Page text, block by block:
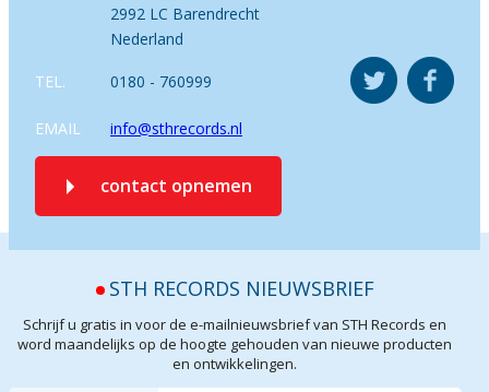
2992 LC Barendrecht
Nederland
TEL. 0180 - 760999
EMAIL info@sthrecords.nl
contact opnemen
STH RECORDS NIEUWSBRIEF
Schrijf u gratis in voor de e-mailnieuwsbrief van STH Records en
word maandelijks op de hoogte gehouden van nieuwe producten
en ontwikkelingen.